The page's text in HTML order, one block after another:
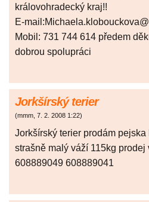
královohradecký kraj!!
E-
Mobil: 731 744 614 předem
dobrou spolupráci
Jorkšírský terier
(mmm, 7. 2. 2008 1:22)
Jorkšírský terier prodám
strašně malý váží 115kg
608889049 608889041